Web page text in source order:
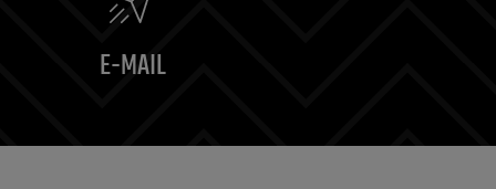
E-MAIL